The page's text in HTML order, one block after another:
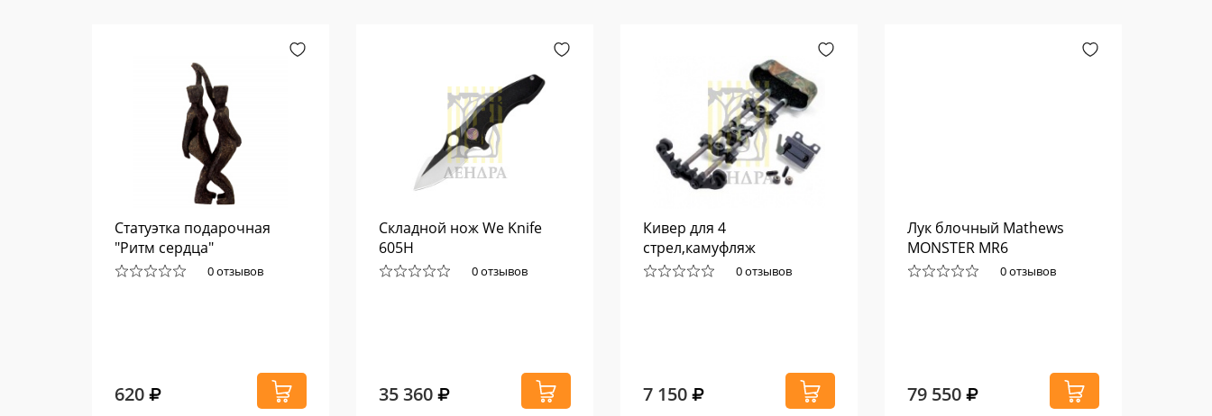
Статуэтка подарочная
"Ритм сердца"
0 отзывов
620
Складной нож We Knife
605H
0 отзывов
35 360
Кивер для 4
стрел,камуфляж
0 отзывов
7 150
Лук блочный Mathews
MONSTER MR6
0 отзывов
79 550